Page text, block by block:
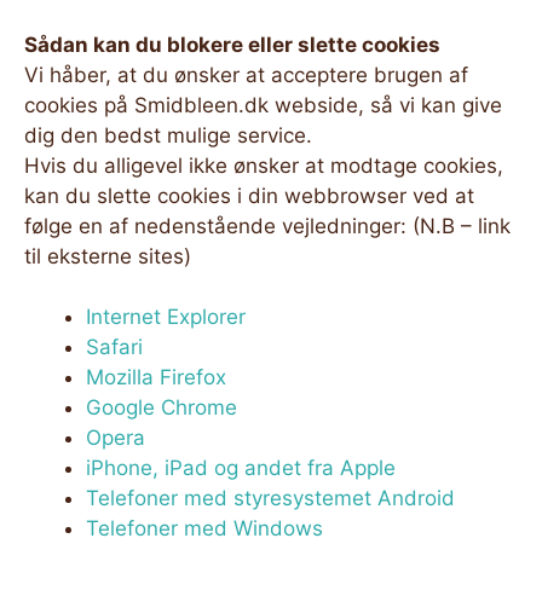
Sådan kan du blokere eller slette cookies
Vi håber, at du ønsker at acceptere brugen af
cookies på Smidbleen.dk webside, så vi kan give
dig den bedst mulige service.
Hvis du alligevel ikke ønsker at modtage cookies,
kan du slette cookies i din webbrowser ved at
følge en af nedenstående vejledninger: (N.B – link
til eksterne sites)
Internet Explorer
Safari
Mozilla Firefox
Google Chrome
Opera
iPhone, iPad og andet fra Apple
Telefoner med styresystemet Android
Telefoner med Windows